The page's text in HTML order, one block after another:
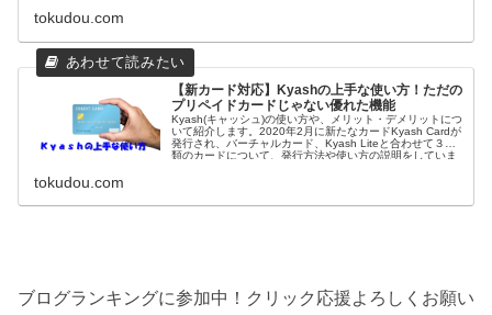
tokudou.com
【新カード対応】Kyashの上手な使い方！ただの
プリペイドカードじゃない優れた機能
Kyash(キャッシュ)の使い方や、メリット・デメリットにつ
いて紹介します。2020年2月に新たなカードKyash Cardが
発行され、バーチャルカード、Kyash Liteと合わせて３種
類のカードについて、発行方法や使い方の説明をしていま
tokudou.com
ブログランキングに参加中！クリック応援よろしくお願い